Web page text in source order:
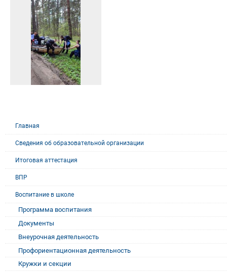
Главная
Сведения об образовательной организации
Итоговая аттестация
ВПР
Воспитание в школе
Программа воспитания
Документы
Внеурочная деятельность
Профориентационная деятельность
Кружки и секции